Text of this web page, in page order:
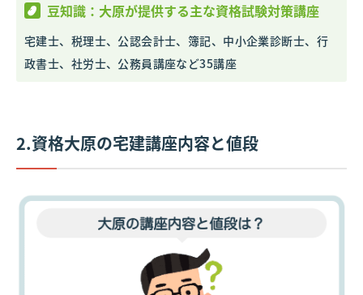
豆知識：大原が提供する主な資格試験対策講座
宅建士、税理士、公認会計士、簿記、中小企業診断士、行
政書士、社労士、公務員講座など35講座
2.資格大原の宅建講座内容と値段